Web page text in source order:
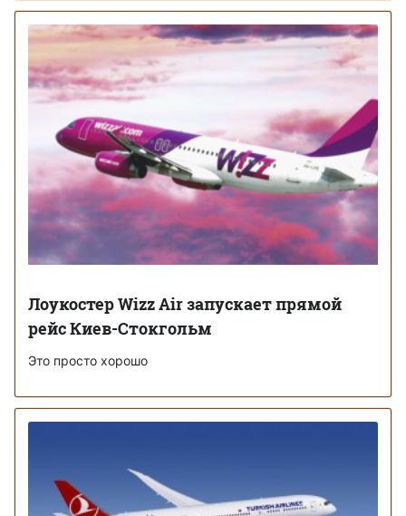
Лоукостер Wizz Air запускает прямой
рейс Киев-Стокгольм
Это просто хорошо